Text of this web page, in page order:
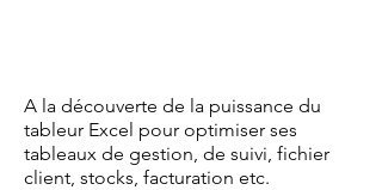
A la découverte de la puissance du
tableur Excel pour optimiser ses
tableaux de gestion, de suivi, fichier
client, stocks, facturation etc.